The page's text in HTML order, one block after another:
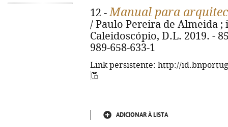
12 -Manual para
/ Paulo Pereira de Almeida
Caleidoscópio, D.L. 2019. -
989-658-633-1
Link persistente: http://
ADICIONAR À LISTA